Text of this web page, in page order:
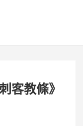
客教條》